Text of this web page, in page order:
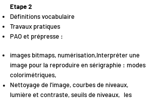
Etape 2
Définitions vocabulaire
Travaux pratiques
PAO et prépresse :
images bitmaps, numérisation,Interpréter une
image pour la reproduire en sérigraphie : modes
colorimétriques,
Nettoyage de l'image, courbes de niveaux,
lumière et contraste, seuils de niveaux, les